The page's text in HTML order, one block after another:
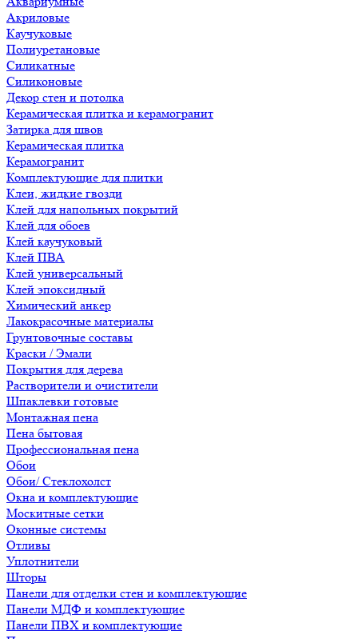
Акриловые
Каучуковые
Полиуретановые
Силикатные
Силиконовые
Декор стен и потолка
Керамическая плитка и керамогранит
Затирка для швов
Керамическая плитка
Керамогранит
Комплектующие для плитки
Клеи, жидкие гвозди
Клей для напольных покрытий
Клей для обоев
Клей каучуковый
Клей ПВА
Клей универсальный
Клей эпоксидный
Химический анкер
Лакокрасочные материалы
Грунтовочные составы
Краски / Эмали
Покрытия для дерева
Растворители и очистители
Шпаклевки готовые
Монтажная пена
Пена бытовая
Профессиональная пена
Обои
Обои/ Стеклохолст
Окна и комплектующие
Москитные сетки
Оконные системы
Отливы
Уплотнители
Шторы
Панели для отделки стен и комплектующие
Панели МДФ и комплектующие
Панели ПВХ и комплектующие